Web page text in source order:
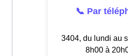
📞 Par
3404, du lundi au
8h00 à